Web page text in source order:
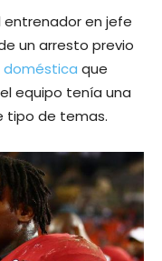
entrenador en jefe
un arresto previo
doméstica que
equipo tenía una
tipo de temas.